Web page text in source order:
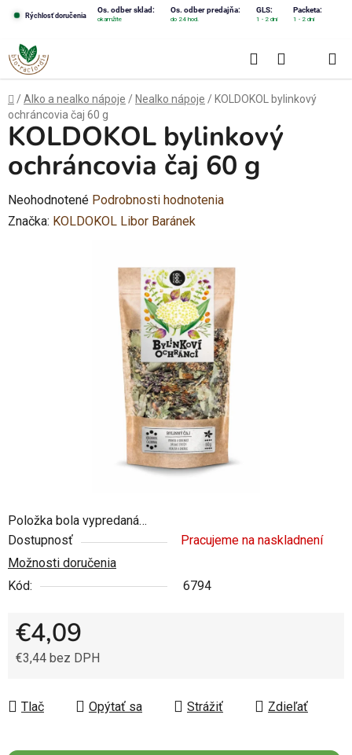
obsah
Rýchlosť doručenia
Os. odber sklad: Os. odber predajňa: GLS: Packeta:
okamžite do 24 hod. 1 - 2 dni 1 - 2 dni
Hľadať
KOŠÍK
Domov
/Alko a nealko nápoje / Nealko nápoje / KOLDOKOL bylinkový
ochráncovia čaj 60 g
Položka bola vypredaná…
Dostupnosť
Pracujeme na naskladnení
Možnosti doručenia
Kód:
6794
€4,09
€3,44 bez DPH
Tlač
Opýtať sa Strážiť Zdieľať
KOLDOKOL bylinkový
ochráncovia čaj 60 g
Priemerné
hodnotenie
Neohodnotené Podrobnosti hodnotenia
Značka: KOLDOKOL Libor Baránek